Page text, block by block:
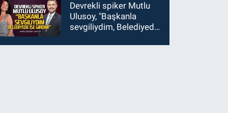
Devrekli spiker Mutlu
Ulusoy, "Başkanla
sevgiliydim, Belediyede